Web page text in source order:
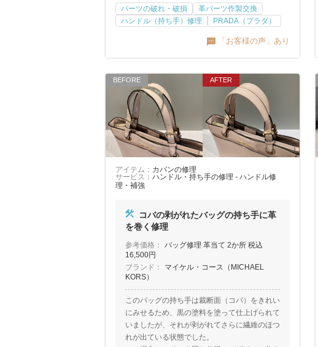
パーツの破れ・破損
革パーツ作製交換
ハンドル（持ち手）修理
PRADA（プラダ）
「お客様の声」あり
アイテム： カバンの修理
サービス： ハンドル・持ち手の修理 - ハンドル修
理・補強
コバの剥がれたバッグの持ち手に革
を巻く修理
参考価格：
バッグ修理 革当て 2か所 税込
16,500円
ブランド：
マイケル・コース（MICHAEL
KORS）
このバッグの持ち手は裁断面（コバ）をきれい
にみせるため、黒の塗料を塗って仕上げられて
いましたが、それが剥がれてさらに繊維のほつ
れが出ている状態でした。